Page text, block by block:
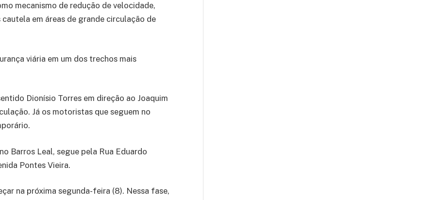
mecanismo de redução de velocidade,
em áreas de grande circulação de
viária em um dos trechos mais
Dionísio Torres em direção ao Joaquim
Já os motoristas que seguem no
Barros Leal, segue pela Rua Eduardo
Pontes Vieira.
na próxima segunda-feira (8). Nessa fase,